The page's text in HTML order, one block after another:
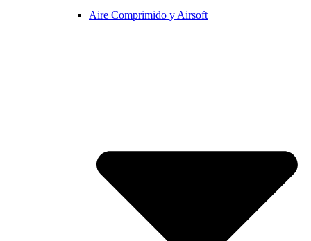
Aire Comprimido y Airsoft